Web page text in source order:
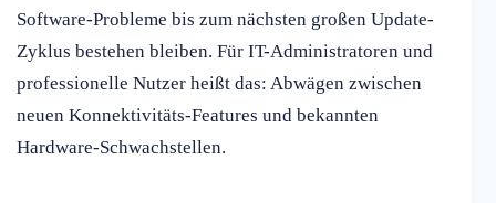
Software-Probleme bis zum nächsten großen Update-
Zyklus bestehen bleiben. Für IT-Administratoren und
professionelle Nutzer heißt das: Abwägen zwischen
neuen Konnektivitäts-Features und bekannten
Hardware-Schwachstellen.